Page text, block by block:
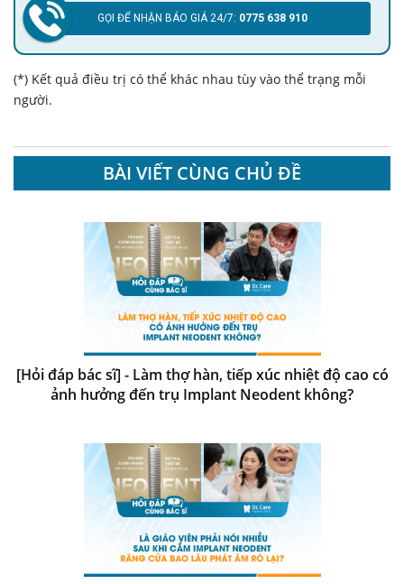
GỌI ĐỂ NHẬN BÁO GIÁ 24/7: 0775 638 910
(*) Kết quả điều trị có thể khác nhau tùy vào thể trạng mỗi
người.
BÀI VIẾT CÙNG CHỦ ĐỀ
[Hỏi đáp bác sĩ] - Làm thợ hàn, tiếp xúc nhiệt độ cao có
ảnh hưởng đến trụ Implant Neodent không?